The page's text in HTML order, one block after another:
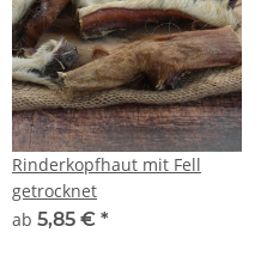
Rinderkopfhaut mit Fell
getrocknet
ab 5,85 € *